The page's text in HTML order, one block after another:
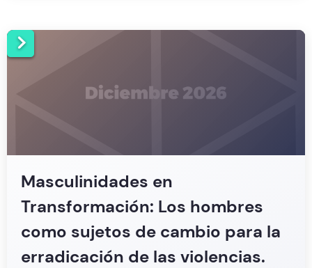
Masculinidades en
Transformación: Los hombres
como sujetos de cambio para la
erradicación de las violencias.